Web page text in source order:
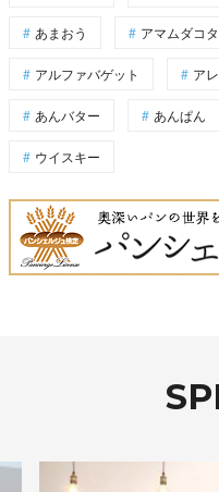
あまおう アマムダコ
アルファバゲット ア
あんバター あんぱん
ウイスキー